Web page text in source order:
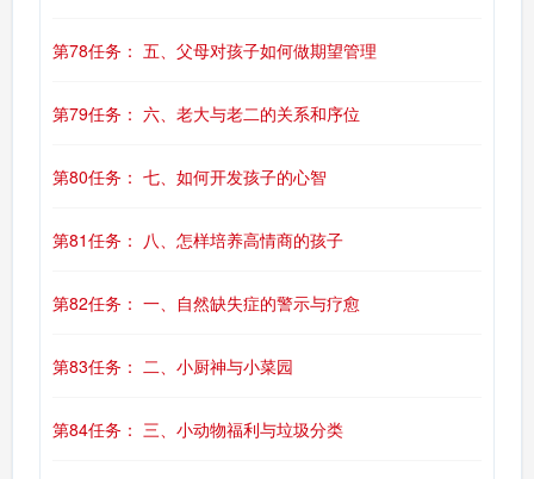
第78任务： 五、父母对孩子如何做期望管理
第79任务： 六、老大与老二的关系和序位
第80任务： 七、如何开发孩子的心智
第81任务： 八、怎样培养高情商的孩子
第82任务： 一、自然缺失症的警示与疗愈
第83任务： 二、小厨神与小菜园
第84任务： 三、小动物福利与垃圾分类